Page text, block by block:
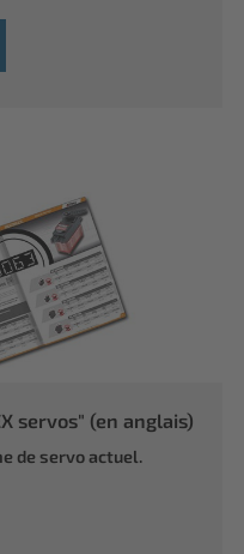
servos" (en anglais)
de servo actuel.